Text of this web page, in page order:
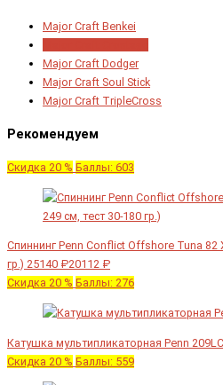
Major Craft Benkei
Major Craft Dodger
Major Craft Soul Stick
Major Craft TripleCross
Рекомендуем
Скидка 20 % Баллы: 603
Спиннинг Penn Conflict Offshore Tuna 82
гр.) 25140 ₽20112 ₽
Скидка 20 % Баллы: 276
Катушка мультипликаторная Penn
Скидка 20 % Баллы: 559